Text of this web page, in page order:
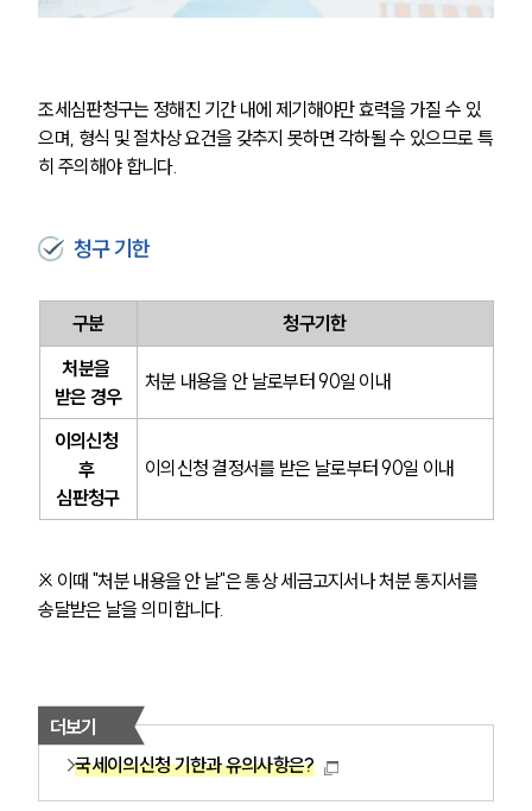
조세심판청구는 정해진 기간 내에 제기해야만 효력을 가질 수 있
으며, 형식 및 절차상 요건을 갖추지 못하면 각하될 수 있으므로 특
히 주의해야 합니다.
청구 기한
구분
청구기한
처분을
받은 경우
처분 내용을 안 날로부터 90일 이내
이의신청
후
심판청구
이의신청 결정서를 받은 날로부터 90일 이내
※ 이때 "처분 내용을 안 날"은 통상 세금고지서나 처분 통지서를
송달받은 날을 의미합니다.
더보기
국세이의신청 기한과 유의사항은?